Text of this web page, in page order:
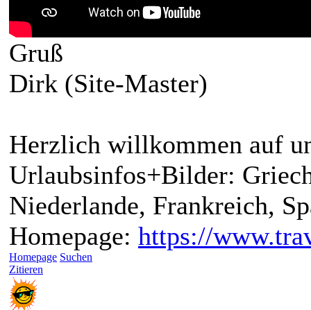
Gruß
Dirk (Site-Master)
Herzlich willkommen auf
Urlaubsinfos+Bilder:
Niederlande, Frankreich,
Homepage: https://
Homepage Suchen
Zitieren